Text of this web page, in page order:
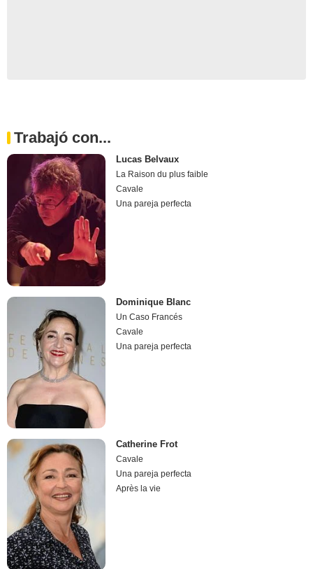
Trabajó con...
Lucas Belvaux
La Raison du plus faible
Cavale
Una pareja perfecta
Dominique Blanc
Un Caso Francés
Cavale
Una pareja perfecta
Catherine Frot
Cavale
Una pareja perfecta
Après la vie